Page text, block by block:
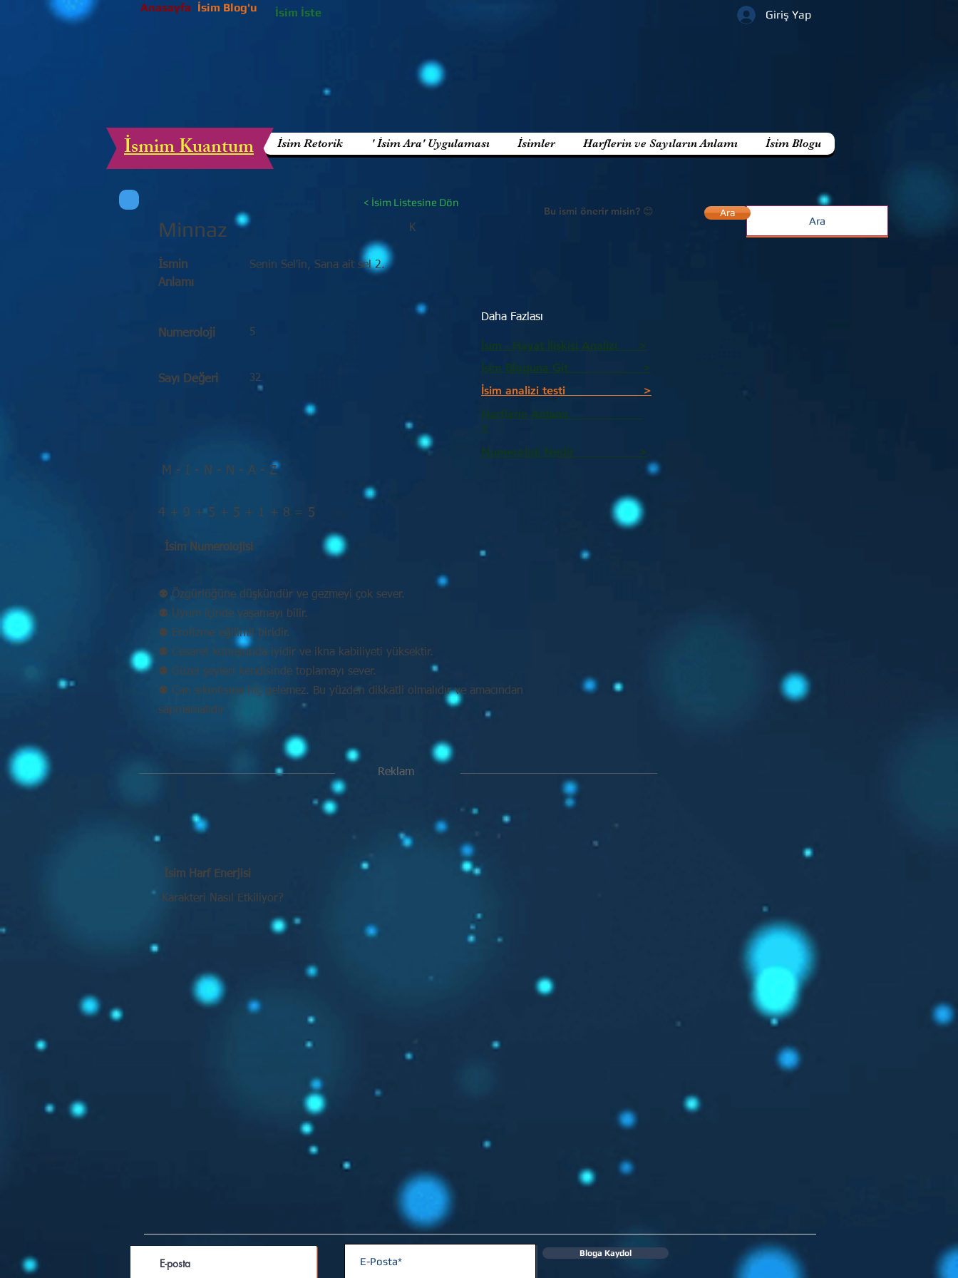
Anasayfa
Giriş Yap
İsim Blog'u İsim İste
İsim Retorik ' İsim Ara' Uygulaması İsimler Harflerin ve Sayıların Anlamı İsim Blogu
İsmim Kuantum
< İsim Listesine Dön
Minnaz K
Bu ismi önerir misin? 😊
İsmin
Anlamı
Senin Sel'in, Sana ait sel 2.
Numeroloji 5
Sayı Değeri 32
M - I - N - N - A - Z
Daha Fazlası
İsim - Hayat İlişkisi Analizi >
İsim Bloguna Git >
İsim analizi testi >
Harflerin Anlamı
>
Numeroloji Nedir_________ >
4 + 9 + 5 + 5 + 1 + 8 = 5
İsim Numerolojisi
⚉ Özgürlüğüne düşkündür ve gezmeyi çok sever.
⚉ Uyum içinde yaşamayı bilir.
⚉ Erotizme eğilimli biridir.
⚉ Cesaret konusunda iyidir ve ikna kabiliyeti yüksektir.
⚉ Güzel şeyleri kendisinde toplamayı sever.
⚉ Can sıkıntısına hiç gelemez. Bu yüzden dikkatli olmalıdır ve amacından
sapmamalıdır
Reklam
İsim Harf Enerjisi
Karakteri Nasıl Etkiliyor?
Ara
Bloga Kaydol